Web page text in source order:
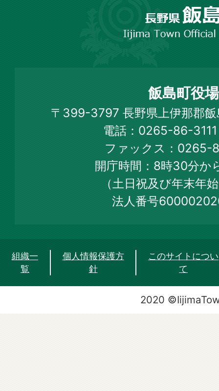
Town
Official
Web
Site
飯島町役場
〒399-3797 長野県上伊那郡
電話：0265-86-
ファックス：0265-
開庁時間：8時30分か
（土日祝及び年末年
法人番号
組織一
覧
個人情報保護方
針
このサイトについ
て
2020